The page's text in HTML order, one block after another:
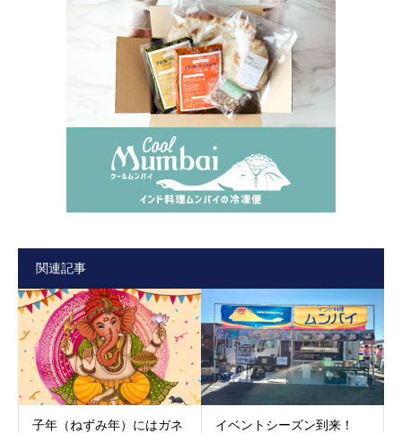
関連記事
子年（ねずみ年）にはガネ
イベントシーズン到来！